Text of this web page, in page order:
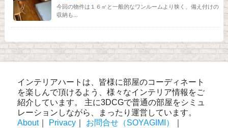
今回の物件は１６㎡と一般的なワンルームより狭く、備え付けの
収納も...
インテリアハートは、皆様に部屋のコーディネート
を楽しんで頂けるよう、様々なインテリア情報をご
紹介しています。 主に3DCGで普通の部屋をシミュ
レーションしながら、まったり運営しています。
About｜ Privacy お問合せ（SOYAGIMI）